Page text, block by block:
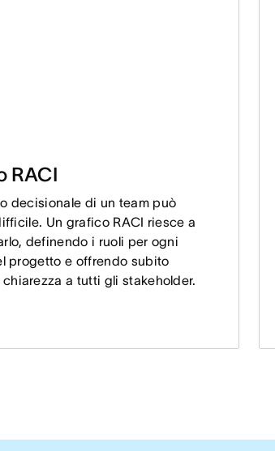
RACI
decisionale di un team può
Un grafico RACI riesce a
definendo i ruoli per ogni
progetto e offrendo subito
a tutti gli stakeholder.